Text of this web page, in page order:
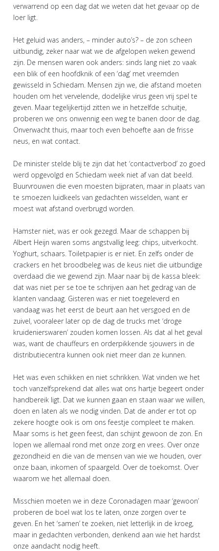
verwarrend op een dag dat we weten dat het gevaar op de
loer ligt.
Het geluid was anders, – minder auto’s? – de zon scheen
uitbundig, zeker naar wat we de afgelopen weken gewend
zijn. De mensen waren ook anders: sinds lang niet zo vaak
een blik of een hoofdknik of een ‘dag’ met vreemden
gewisseld in Schiedam. Mensen zijn we, die afstand moeten
houden om het vervelende, dodelijke virus geen vrij spel te
geven. Maar tegelijkertijd zitten we in hetzelfde schuitje,
proberen we ons onwennig een weg te banen door de dag.
Onverwacht thuis, maar toch even behoefte aan de frisse
neus, en wat contact.
De minister stelde blij te zijn dat het ‘contactverbod’ zo goed
werd opgevolgd en Schiedam week niet af van dat beeld.
Buurvrouwen die even moesten bijpraten, maar in plaats van
te smoezen luidkeels van gedachten wisselden, want er
moest wat afstand overbrugd worden.
Hamster niet, was er ook gezegd. Maar de schappen bij
Albert Heijn waren soms angstvallig leeg: chips, uitverkocht.
Yoghurt, schaars. Toiletpapier is er niet. En zelfs onder de
crackers en het broodbeleg was de keus niet die uitbundige
overdaad die we gewend zijn. Maar naar bij de kassa bleek:
dat was niet per se toe te schrijven aan het gedrag van de
klanten vandaag. Gisteren was er niet toegeleverd en
vandaag was het eerst de beurt aan het versgoed en de
zuivel, vooraleer later op de dag de trucks met ‘droge
kruidenierswaren’ zouden komen lossen. Als dat al het geval
was, want de chauffeurs en orderpikkende sjouwers in de
distributiecentra kunnen ook niet meer dan ze kunnen.
Het was even schikken en niet schrikken. Wat vinden we het
toch vanzelfsprekend dat alles wat ons hartje begeert onder
handbereik ligt. Dat we kunnen gaan en staan waar we willen,
doen en laten als we nodig vinden. Dat de ander er tot op
zekere hoogte ook is om ons feestje compleet te maken.
Maar soms is het geen feest, dan schijnt gewoon de zon. En
lopen we allemaal rond met onze zorg en vrees. Over onze
gezondheid en die van de mensen van wie we houden, over
onze baan, inkomen of spaargeld. Over de toekomst. Over
waarom we het allemaal doen.
Misschien moeten we in deze Coronadagen maar ‘gewoon’
proberen de boel wat los te laten, onze zorgen over te
geven. En het ‘samen’ te zoeken, niet letterlijk in de kroeg,
maar in gedachten verbonden, denkend aan wie het hardst
onze aandacht nodig heeft.